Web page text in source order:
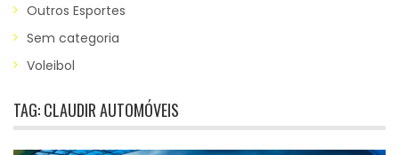
Outros Esportes
Sem categoria
Voleibol
TAG:CLAUDIR AUTOMÓVEIS